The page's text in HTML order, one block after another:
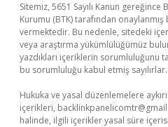
Sitemiz, 5651 Sayılı Kanun
Kurumu (BTK) tarafından
vermektedir. Bu nedenle, sitedeki
veya araştırma yükümlülüğümüz
yazdıkları içeriklerin sorumluluğunu
bu sorumluluğu kabul etmiş sayılırlar.
Hukuka ve yasal düzenlemelere
içerikleri,
halinde, ilgili içerikler yasal süre